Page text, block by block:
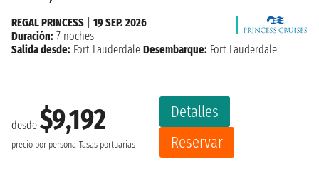
desde $9,192
precio por persona Tasas portuarias
Detalles
Reservar
REGAL PRINCESS
19 SEP. 2026
Duración: 7 noches
Salida desde: Fort Lauderdale Desembarque: Fort Lauderdale